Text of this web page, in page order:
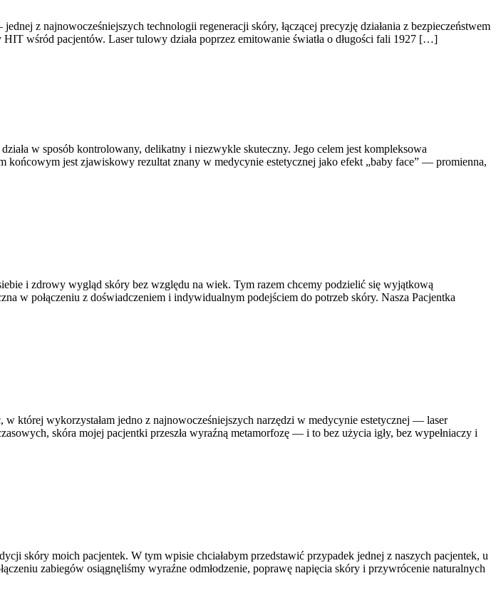
z najnowocześniejszych technologii regeneracji skóry, łączącej precyzję działania z bezpieczeństwem
wśród pacjentów. Laser tulowy działa poprzez emitowanie światła o długości fali 1927 […]
w sposób kontrolowany, delikatny i niezwykle skuteczny. Jego celem jest kompleksowa
końcowym jest zjawiskowy rezultat znany w medycynie estetycznej jako efekt „baby face” — promienna,
i zdrowy wygląd skóry bez względu na wiek. Tym razem chcemy podzielić się wyjątkową
w połączeniu z doświadczeniem i indywidualnym podejściem do potrzeb skóry. Nasza Pacjentka
której wykorzystałam jedno z najnowocześniejszych narzędzi w medycynie estetycznej — laser
skóra mojej pacjentki przeszła wyraźną metamorfozę — i to bez użycia igły, bez wypełniaczy i
skóry moich pacjentek. W tym wpisie chciałabym przedstawić przypadek jednej z naszych pacjentek, u
zabiegów osiągnęliśmy wyraźne odmłodzenie, poprawę napięcia skóry i przywrócenie naturalnych